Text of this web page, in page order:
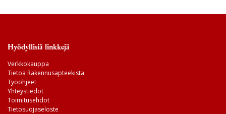
Hyödyllisiä linkkejä
Verkkokauppa
Tietoa Rakennusapteekista
Työohjeet
Yhteystiedot
Toimitusehdot
Tietosuojaseloste